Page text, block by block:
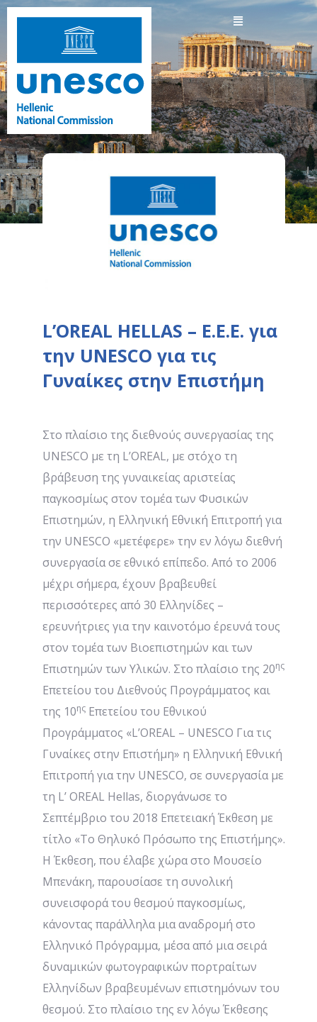
L’OREAL HELLAS – Ε.Ε.Ε. για
την UNESCO για τις
Γυναίκες στην Επιστήμη
Στο πλαίσιο της διεθνούς συνεργασίας της
UNESCO με τη L’OREAL, με στόχο τη
βράβευση της γυναικείας αριστείας
παγκοσμίως στον τομέα των Φυσικών
Επιστημών, η Ελληνική Εθνική Επιτροπή για
την UNESCO «μετέφερε» την εν λόγω διεθνή
συνεργασία σε εθνικό επίπεδο. Από το 2006
μέχρι σήμερα, έχουν βραβευθεί
περισσότερες από 30 Ελληνίδες –
ερευνήτριες για την καινοτόμο έρευνά τους
στον τομέα των Βιοεπιστημών και των
Επιστημών των Υλικών. Στο πλαίσιο της 20ης
Επετείου του Διεθνούς Προγράμματος και
της 10ης Επετείου του Εθνικού
Προγράμματος «L’OREAL – UNESCO Για τις
Γυναίκες στην Επιστήμη» η Ελληνική Εθνική
Επιτροπή για την UNESCO, σε συνεργασία με
τη L’ OREAL Hellas, διοργάνωσε το
Σεπτέμβριο του 2018 Επετειακή Έκθεση με
τίτλο «Το Θηλυκό Πρόσωπο της Επιστήμης».
Η Έκθεση, που έλαβε χώρα στο Μουσείο
Μπενάκη, παρουσίασε τη συνολική
συνεισφορά του θεσμού παγκοσμίως,
κάνοντας παράλληλα μια αναδρομή στο
Ελληνικό Πρόγραμμα, μέσα από μια σειρά
δυναμικών φωτογραφικών πορτραίτων
Ελληνίδων βραβευμένων επιστημόνων του
θεσμού. Στο πλαίσιο της εν λόγω Έκθεσης